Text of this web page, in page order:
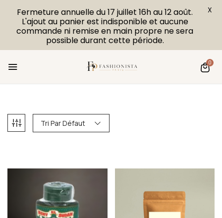
0
Tri Par Défaut
Fermeture annuelle du 17 juillet 16h au 12 août.
L'ajout au panier est indisponible et aucune
commande ni remise en main propre ne sera
possible durant cette période.
X